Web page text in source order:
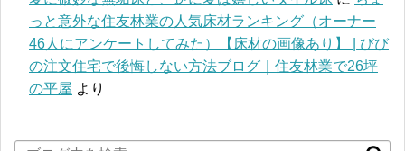
っと意外な住友林業の人気床材ランキング（オーナー
46人にアンケートしてみた）【床材の画像あり】 | びび
の注文住宅で後悔しない方法ブログ｜住友林業で26坪
の平屋 より